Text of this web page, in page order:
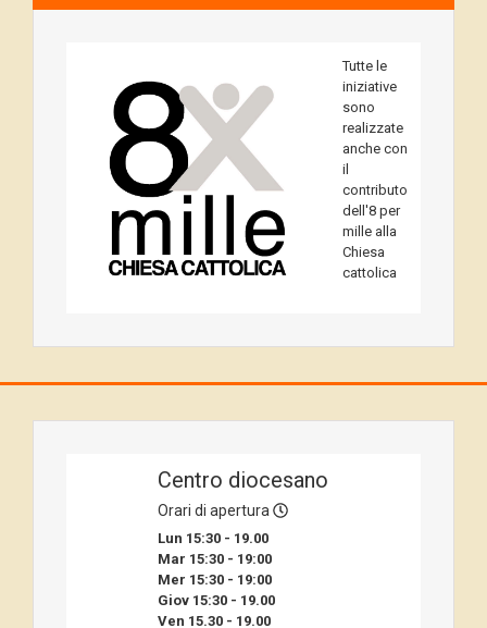
Tutte le
iniziative
sono
realizzate
anche con
il
contributo
dell'8 per
mille alla
Chiesa
cattolica
Centro diocesano
Orari di apertura
Lun 15:30 - 19.00
Mar 15:30 - 19:00
Mer 15:30 - 19:00
Giov 15:30 - 19.00
Ven 15.30 - 19.00